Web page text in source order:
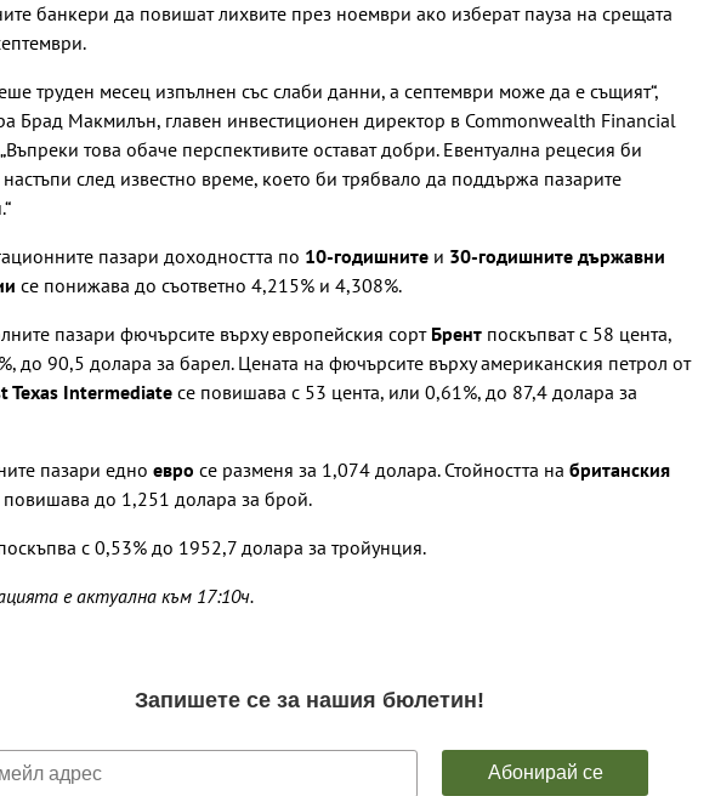
банкери да повишат лихвите през ноември ако изберат пауза на срещата
труден месец изпълнен със слаби данни, а септември може да е същият“,
Брад Макмилън, главен инвестиционен директор в Commonwealth Financial
това обаче перспективите остават добри. Евентуална рецесия би
след известно време, което би трябвало да поддържа пазарите
пазари доходността по 10-годишните и 30-годишните държавни
се понижава до съответно 4,215% и 4,308%.
пазари фючърсите върху европейския сорт Брент поскъпват с 58 цента,
до 90,5 долара за барел. Цената на фючърсите върху американския петрол от
Texas Intermediate се повишава с 53 цента, или 0,61%, до 87,4 долара за
пазари едно евро се разменя за 1,074 долара. Стойността на британския
повишава до 1,251 долара за брой.
с 0,53% до 1952,7 долара за тройунция.
е актуална към 17:10ч.
Шан-Жен" отново е
във Варна
Какво време ни
ул. „Вълноломна“ в
неделя
шофьори спипа КАТ за